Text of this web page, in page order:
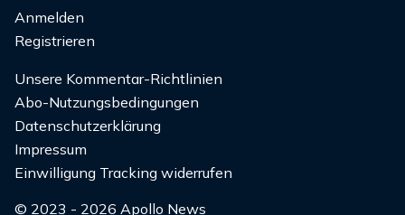
Anmelden
Registrieren
Unsere Kommentar-Richtlinien
Abo-Nutzungsbedingungen
Datenschutzerklärung
Impressum
Einwilligung Tracking widerrufen
© 2023 - 2026 Apollo News